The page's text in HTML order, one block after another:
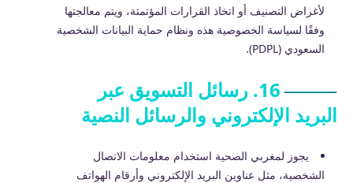
لأغراض التصنيف أو اتخاذ القرارات المؤتمتة، ويتم معالجتها
وفقًا لسياسة الخصوصية هذه ونظام حماية البيانات الشخصية
السعودي (PDPL).
16. رسائل التسويق عبر
البريد الإلكتروني والرسائل النصية
يجوز لمغربي الصحية استخدام معلومات الاتصال
الشخصية، مثل عناوين البريد الإلكتروني وأرقام الهواتف